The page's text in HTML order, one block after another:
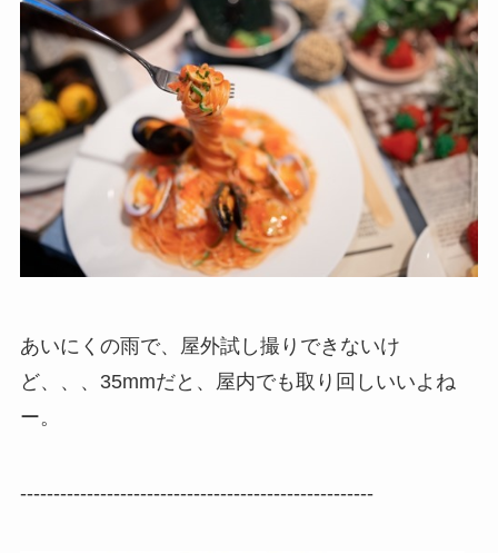
あいにくの雨で、屋外試し撮りできないけ
ど、、、35mmだと、屋内でも取り回しいいよね
ー。
-----------------------------------------------------